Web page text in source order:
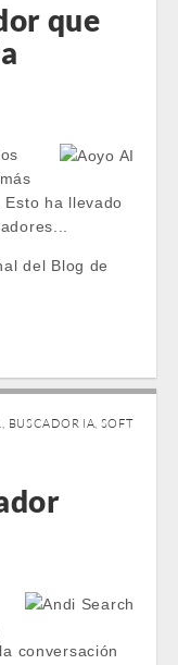
que
ha llevado
del Blog de
, BUSCADOR IA, SOFT
conversación